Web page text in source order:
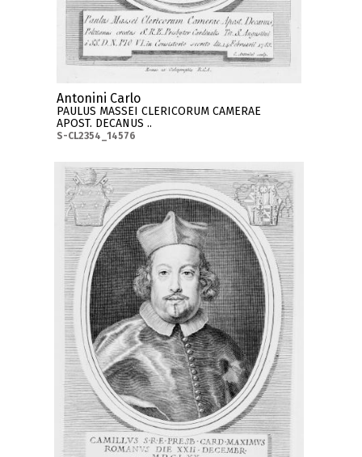
Antonini Carlo
PAULUS MASSEI CLERICORUM CAMERAE
APOST. DECANUS ..
S-CL2354_14576